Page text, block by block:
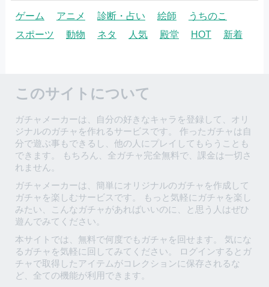
ゲーム アニメ 診断・占い 絵師
うちのこ
スポーツ
動物 ネタ 人気 殿堂 HOT 新着
このサイトについて
ガチャメーカーは、自分の好きなキャラを登録して、オリ
ジナルのガチャを作れるサービスです。 作ったガチャは自
分で遊ぶ事もできるし、他の人にプレイしてもらうことも
できます。 もちろん、全ガチャ完全無料で、課金は一切さ
れません。
ガチャメーカーは、簡単にオリジナルのガチャを作成して
ガチャを楽しむサービスです。 もっと気軽にガチャを楽し
みたい、こんなガチャがあればいいのに、と思う人はぜひ
遊んでみてください。
本サイトでは、無料で何度でもガチャを回せます。 気にな
るガチャを気軽に回してみてください。 ログインするとガ
チャで取得したアイテムがコレクションに保存されるな
ど、全ての機能が利用できます。